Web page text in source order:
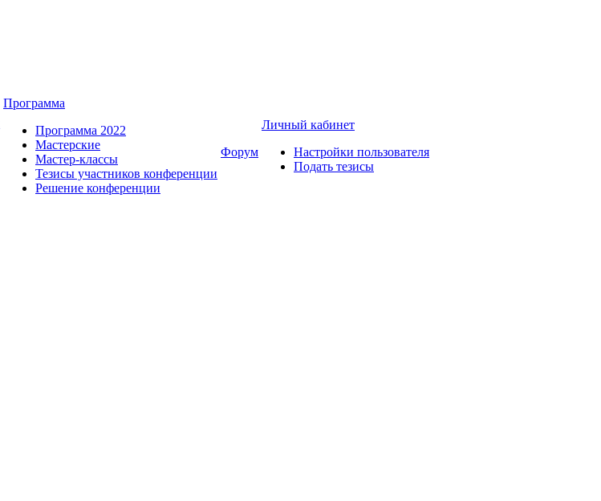
Программа
Программа 2022
Мастерские
Мастер-классы
Тезисы участников конференции
Решение конференции
Форум
Личный кабинет
Настройки пользователя
Подать тезисы